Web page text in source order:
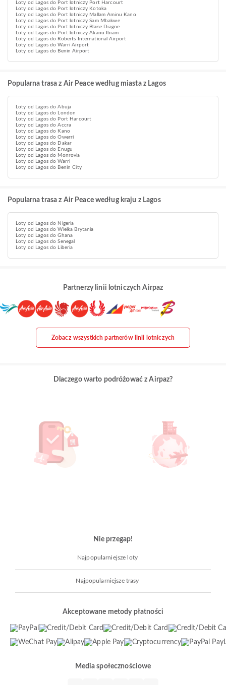
Loty od Lagos do Port lotniczy Port Harcourt
Loty od Lagos do Port lotniczy Kotoka
Loty od Lagos do Port lotniczy Mallam Aminu Kano
Loty od Lagos do Port lotniczy Sam Mbakwe
Loty od Lagos do Port lotniczy Blaise Diagne
Loty od Lagos do Port lotniczy Akanu Ibiam
Loty od Lagos do Roberts International Airport
Loty od Lagos do Warri Airport
Loty od Lagos do Benin Airport
Popularna trasa z Air Peace według miasta z Lagos
Loty od Lagos do Abuja
Loty od Lagos do London
Loty od Lagos do Port Harcourt
Loty od Lagos do Accra
Loty od Lagos do Kano
Loty od Lagos do Owerri
Loty od Lagos do Dakar
Loty od Lagos do Enugu
Loty od Lagos do Monrovia
Loty od Lagos do Warri
Loty od Lagos do Benin City
Popularna trasa z Air Peace według kraju z Lagos
Loty od Lagos do Nigeria
Loty od Lagos do Wielka Brytania
Loty od Lagos do Ghana
Loty od Lagos do Senegal
Loty od Lagos do Liberia
Partnerzy linii lotniczych Airpaz
Zobacz wszystkich partnerów linii lotniczych
Dlaczego warto podróżować z Airpaz?
Nie przegap!
Najpopularniejsze loty
Najpopularniejsze trasy
Akceptowane metody płatności
Media społecznościowe